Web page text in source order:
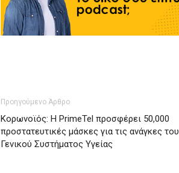
Προηγούμενο Άρθρο
Κορωνοϊός: Η PrimeTel προσφέρει 50,000
προστατευτικές μάσκες για τις ανάγκες του
Γενικού Συστήματος Υγείας